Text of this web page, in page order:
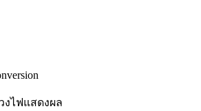
ไฟแสดงผล